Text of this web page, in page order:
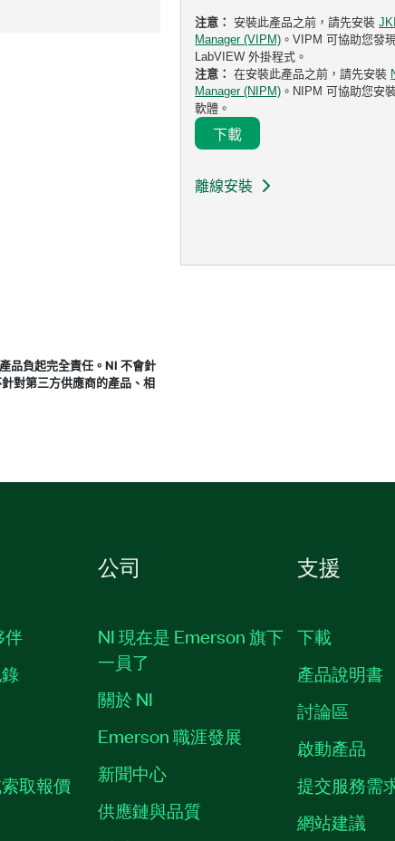
品負起完全責任。NI 不會針
對第三方供應商的產品、相
注意： 安裝此產品之前，請先安裝
Manager (VIPM) 。VIPM 可協助您發
LabVIEW 外掛程式。
注意：在安裝此產品之前，請先安裝
Manager (NIPM) 。NIPM 可協助您安
軟體。
下載
離線安裝
伴
取報價
公司
NI 現在是 Emerson 旗下
一員了
關於 NI
Emerson 職涯發展
新聞中心
供應鏈與品質
支援
下載
產品說明書
討論區
啟動產品
提交服務需
網站建議